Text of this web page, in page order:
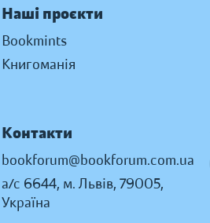
Наші проєкти
Bookmints
Книгоманія
Контакти
bookforum@bookforum.com.ua
а/с 6644, м. Львів, 79005,
Україна